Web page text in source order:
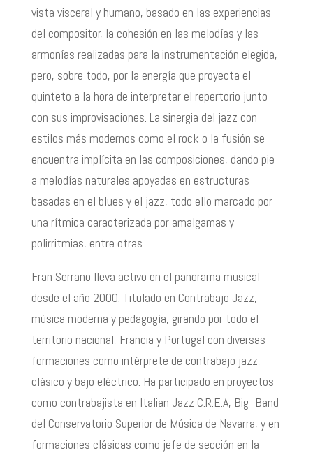
vista visceral y humano, basado en las experiencias
del compositor, la cohesión en las melodías y las
armonías realizadas para la instrumentación elegida,
pero, sobre todo, por la energía que proyecta el
quinteto a la hora de interpretar el repertorio junto
con sus improvisaciones. La sinergia del jazz con
estilos más modernos como el rock o la fusión se
encuentra implícita en las composiciones, dando pie
a melodías naturales apoyadas en estructuras
basadas en el blues y el jazz, todo ello marcado por
una rítmica caracterizada por amalgamas y
polirritmias, entre otras.
Fran Serrano lleva activo en el panorama musical
desde el año 2000. Titulado en Contrabajo Jazz,
música moderna y pedagogía, girando por todo el
territorio nacional, Francia y Portugal con diversas
formaciones como intérprete de contrabajo jazz,
clásico y bajo eléctrico. Ha participado en proyectos
como contrabajista en Italian Jazz C.R.E.A, Big- Band
del Conservatorio Superior de Música de Navarra, y en
formaciones clásicas como jefe de sección en la